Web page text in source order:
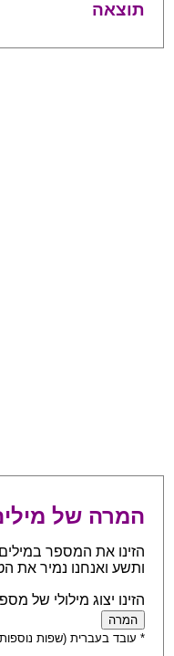
תוצאה
המרה של
הזינו את המספר
ותשע ואנחנו נמיר את
הזינו יצוג מילולי של
* עובד בעברית (שפות